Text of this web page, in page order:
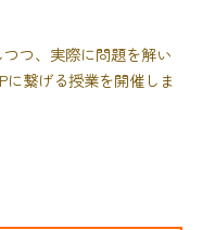
つ、実際に問題を解い
に繋げる授業を開催しま